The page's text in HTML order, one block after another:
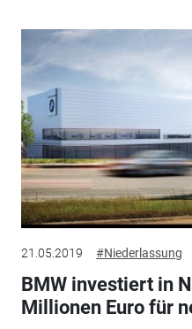
21.05.2019 #Niederlassung
BMW investiert in
Millionen Euro für